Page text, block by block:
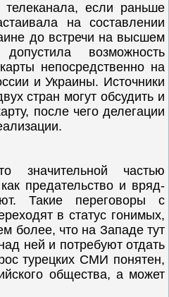
телеканала, если раньше
на составлении
до встречи на высшем
возможность
непосредственно на
и Украины. Источники
стран могут обсудить и
после чего делегации
значительной частью
предательство и вряд-
Такие переговоры с
в статус гонимых,
более, что на Западе тут
ней и потребуют отдать
турецких СМИ понятен,
общества, а может